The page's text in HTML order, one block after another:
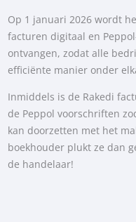
Op 1 januari 2026 wordt
facturen digitaal en
ontvangen, zodat alle
efficiënte manier onder
Inmiddels is de Rakedi
de Peppol voorschriften
kan doorzetten met het
boekhouder plukt ze dan
de handelaar!